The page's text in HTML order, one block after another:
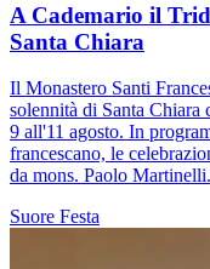
A Cademario il
Santa Chiara
Il Monastero Santi
solennità di Santa Chiara
9 all'11 agosto. In
francescano, le
da mons. Paolo Martinelli.
Suore Festa